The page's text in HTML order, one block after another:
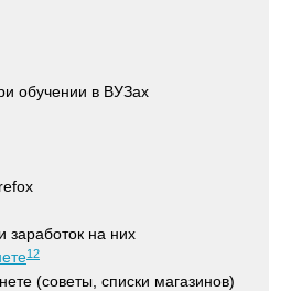
обучении в ВУЗах
заработок на них
12
(советы, списки магазинов)